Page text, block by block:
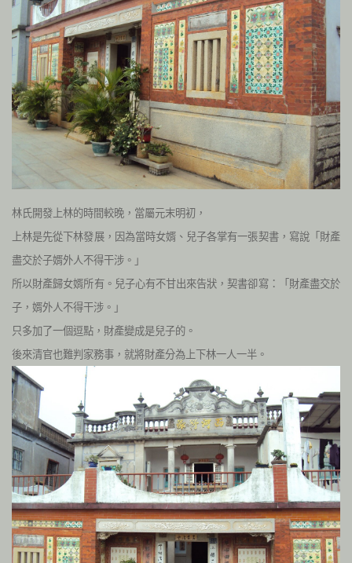
林氏開發上林的時間較晚，當屬元末明初，
上林是先從下林發展，因為當時女婿、兒子各掌有一張契書，寫說「財產
盡交於子婿外人不得干涉。」
所以財產歸女婿所有。兒子心有不甘出來告狀，契書卻寫：「財產盡交於
子，婿外人不得干涉。」
只多加了一個逗點，財產變成是兒子的。
後來清官也難判家務事，就將財產分為上下林一人一半。